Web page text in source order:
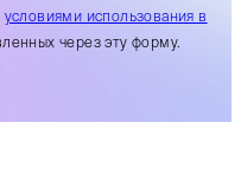
условиями использования в
через эту форму.